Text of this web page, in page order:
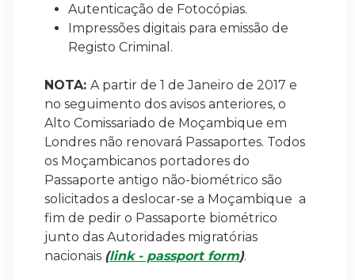
Autenticação de Fotocópias.
Impressões digitais para emissão de
Registo Criminal.
NOTA: A partir de 1 de Janeiro de 2017 e
no seguimento dos avisos anteriores, o
Alto Comissariado de Moçambique em
Londres não renovará Passaportes. Todos
os Moçambicanos portadores do
Passaporte antigo não-biométrico são
solicitados a deslocar-se a Moçambique a
fim de pedir o Passaporte biométrico
junto das Autoridades migratórias
nacionais (link - passport form).